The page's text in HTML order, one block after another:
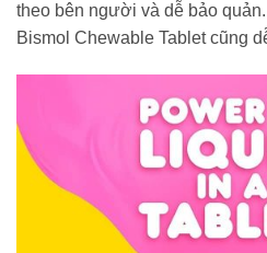
theo bên người và dễ bảo
Bismol Chewable Tablet cũng